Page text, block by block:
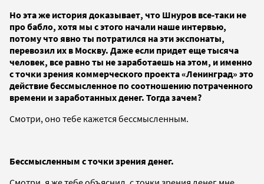
Но эта же история доказывает, что Шнуров все-таки не
про бабло, хотя мы с этого начали наше интервью,
потому что явно ты потратился на эти экспонаты,
перевозил их в Москву. Даже если придет еще тысяча
человек, все равно ты не заработаешь на этом, и именно
с точки зрения коммерческого проекта «Ленинград» это
действие бессмысленное по соотношению потраченного
времени и заработанных денег. Тогда зачем?
Смотри, оно тебе кажется бессмысленным.
Бессмысленным с точки зрения денег.